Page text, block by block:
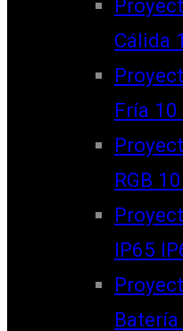
Cálida
Fría
RGB
IP65